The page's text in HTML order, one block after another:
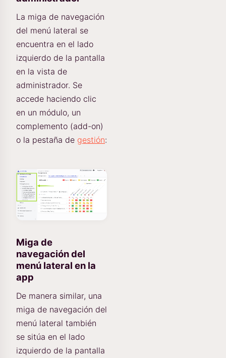
La miga de navegación
del menú lateral se
encuentra en el lado
izquierdo de la pantalla
en la vista de
administrador. Se
accede haciendo clic
en un módulo, un
complemento (add-on)
o la pestaña de gestión:
Miga de
navegación del
menú lateral en la
app
De manera similar, una
miga de navegación del
menú lateral también
se sitúa en el lado
izquierdo de la pantalla